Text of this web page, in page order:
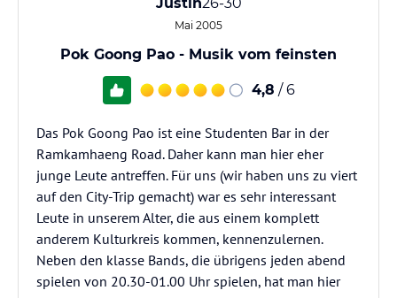
Mai 2005
Pok Goong Pao - Musik vom feinsten
4,8 / 6
Das Pok Goong Pao ist eine Studenten Bar in der
Ramkamhaeng Road. Daher kann man hier eher
junge Leute antreffen. Für uns (wir haben uns zu viert
auf den City-Trip gemacht) war es sehr interessant
Leute in unserem Alter, die aus einem komplett
anderem Kulturkreis kommen, kennenzulernen.
Neben den klasse Bands, die übrigens jeden abend
spielen von 20.30-01.00 Uhr spielen, hat man hier